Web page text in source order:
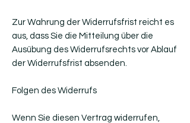
Zur Wahrung der Widerrufsfrist reicht es
aus, dass Sie die Mitteilung über die
Ausübung des Widerrufsrechts vor Ablauf
der Widerrufsfrist absenden.
Folgen des Widerrufs
Wenn Sie diesen Vertrag widerrufen,